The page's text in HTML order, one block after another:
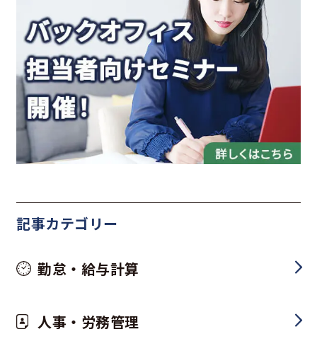
記事カテゴリー
勤怠・給与計算
人事・労務管理